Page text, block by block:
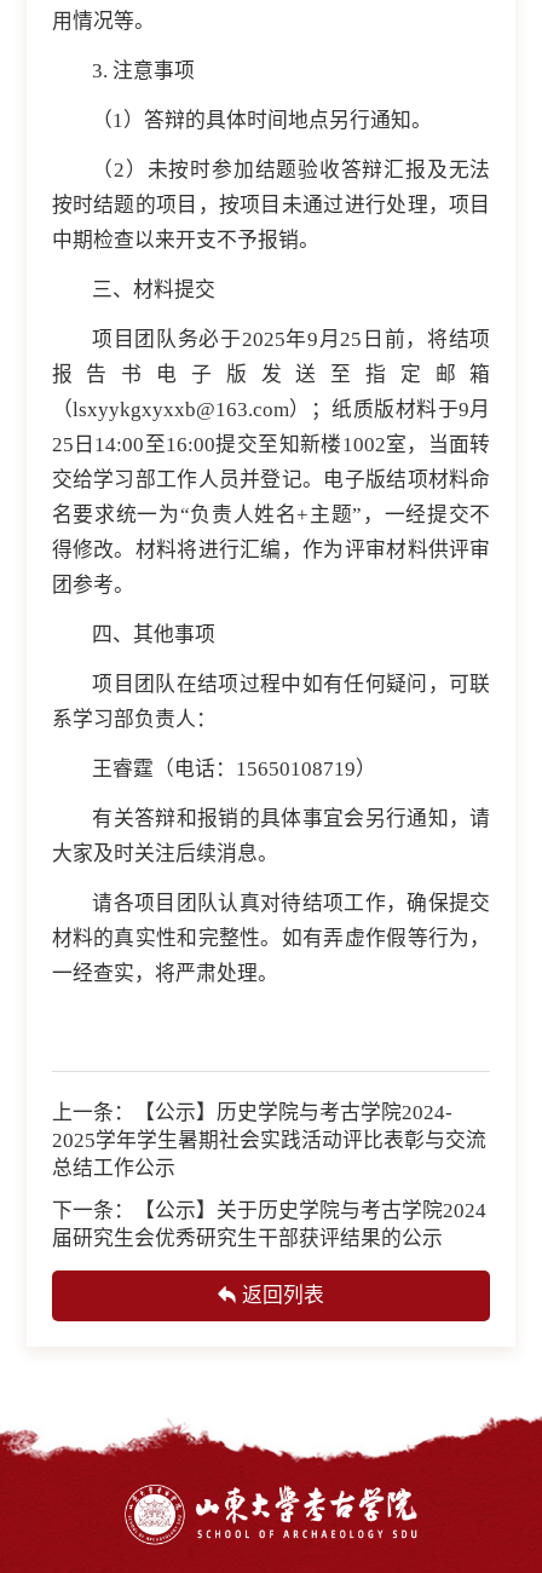
用情况等。
3. 注意事项
（1）答辩的具体时间地点另行通知。
（2）未按时参加结题验收答辩汇报及无法
按时结题的项目，按项目未通过进行处理，项目
中期检查以来开支不予报销。
三、材料提交
项目团队务必于2025年9月25日前，将结项
报告书电子版发送至指定邮箱
（lsxyykgxyxxb@163.com）；纸质版材料于9月
25日14:00至16:00提交至知新楼1002室，当面转
交给学习部工作人员并登记。电子版结项材料命
名要求统一为“负责人姓名+主题”，一经提交不
得修改。材料将进行汇编，作为评审材料供评审
团参考。
四、其他事项
项目团队在结项过程中如有任何疑问，可联
系学习部负责人：
王睿霆（电话：15650108719）
有关答辩和报销的具体事宜会另行通知，请
大家及时关注后续消息。
请各项目团队认真对待结项工作，确保提交
材料的真实性和完整性。如有弄虚作假等行为，
一经查实，将严肃处理。
上一条：
【公示】历史学院与考古学院2024-
2025学年学生暑期社会实践活动评比表彰与交流
总结工作公示
下一条：
【公示】关于历史学院与考古学院2024
届研究生会优秀研究生干部获评结果的公示
返回列表